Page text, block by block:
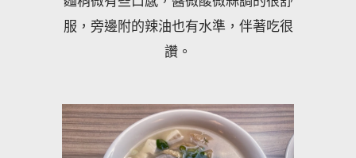
服，旁邊附的辣油也有水準，伴著吃很
讚。